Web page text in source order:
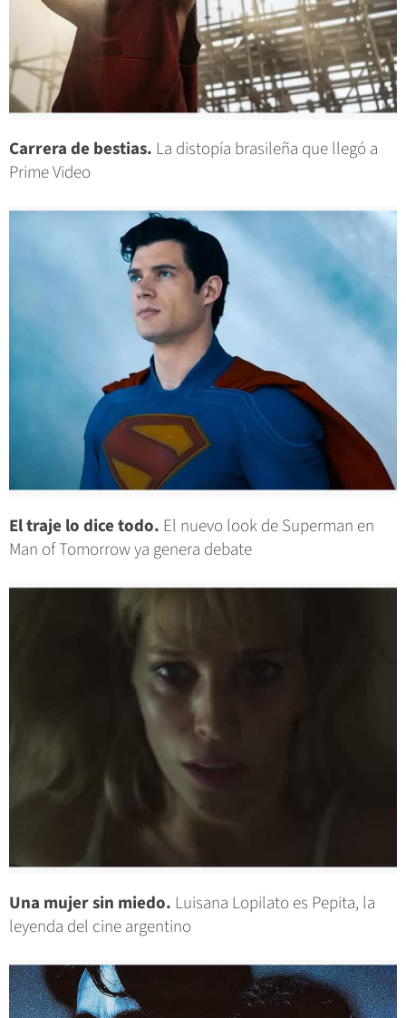
Carrera de bestias. La distopía brasileña que llegó a
Prime Video
El traje lo dice todo. El nuevo look de Superman en
Man of Tomorrow ya genera debate
Una mujer sin miedo. Luisana Lopilato es Pepita, la
leyenda del cine argentino